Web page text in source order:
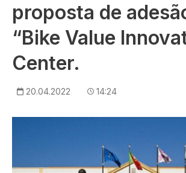
proposta de
“Bike Value
Center.
20.04.2022 14:24